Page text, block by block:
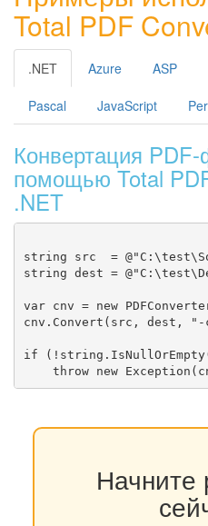
Total PDF
.NET Azure ASP
Pascal JavaScript
Конвертация
помощью Total
.NET
string src  =
string dest =
var cnv = new
cnv.Convert(src, dest,
if
Начните